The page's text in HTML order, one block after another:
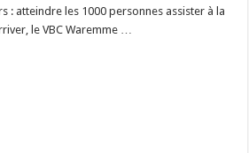
: atteindre les 1000 personnes assister à la
le VBC Waremme …